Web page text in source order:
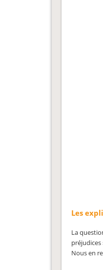
Les
La
préjudices
Nous en